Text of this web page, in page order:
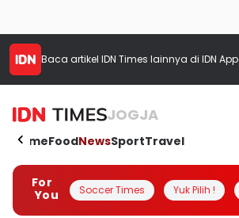
Baca artikel IDN Times lainnya di IDN App
JOGJA
HomeFoodNewsSportTravel
For
You
Soccer Times Yuk Pilih !